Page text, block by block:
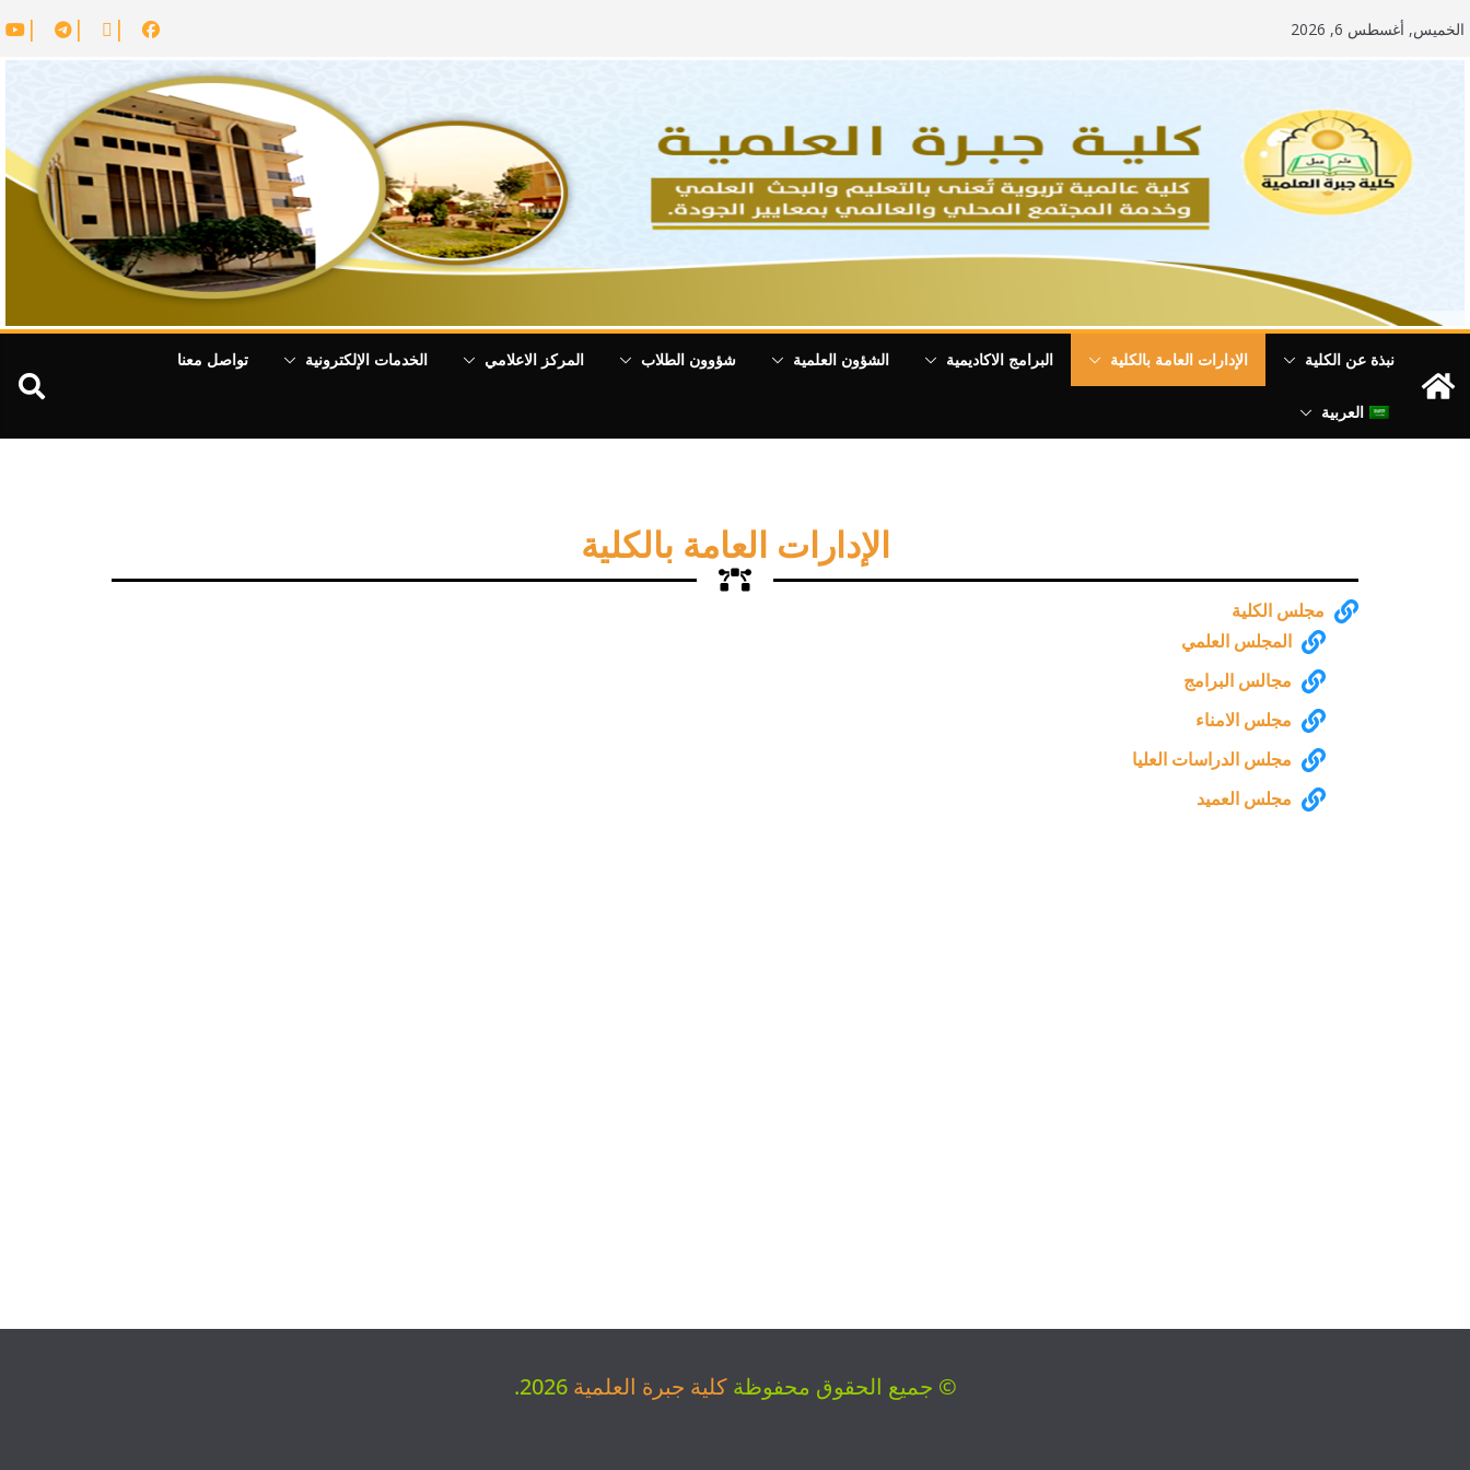
الخميس, أغسطس 6, 2026
نبذة عن الكلية الإدارات العامة بالكلية البرامج الاكاديمية الشؤون العلمية شؤوون الطلاب المركز الاعلامي الخدمات الإلكترونية تواصل معنا
العربية
الإدارات العامة بالكلية
مجلس الكلية
المجلس العلمي
مجالس البرامج
مجلس الامناء
مجلس الدراسات العليا
مجلس العميد
© جميع الحقوق محفوظة كلية جبرة العلمية 2026.